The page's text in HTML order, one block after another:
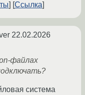
Ссылка
22.02.2026
файлах
система